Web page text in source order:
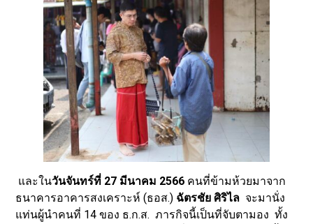
และในวันจันทร์ที่ 27 มีนาคม 2566 คนที่ข้ามห้วยมาจาก
ธนาคารอาคารสงเคราะห์ (ธอส.) ฉัตรชัย ศิริไล จะมานั่ง
แท่นผู้นำคนที่ 14 ของ ธ.ก.ส. ภารกิจนี้เป็นที่จับตามอง ทั้ง